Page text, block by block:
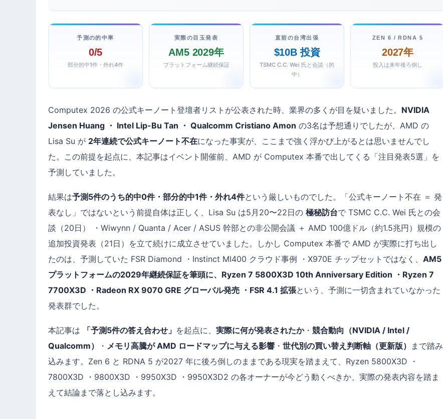
予測の的中率
0/5
部分的中1件・外れ4件
実際の目玉発表
AM5 2029年
プラットフォーム継続保証
直前の台湾出張
$10B 投資
TSMC C.C. Wei 氏と会談（的
中）
ZEN 6 / RDNA 5
2027年
投入は来年後ろ倒し
Computex 2026 の公式キーノート登壇者リストが公表された時、業界の多くが目を疑いました。 NVIDIA
Jensen Huang ・ Intel Lip-Bu Tan ・ Qualcomm Cristiano Amon の3名は予想通りでしたが、AMD の
Lisa Su が 2年連続で公式キーノート不在になった事実が、ここまで強く浮かび上がるとは思いませんでし
た。この前提を起点に、本記事はイベント開催前、AMD が Computex 本番で出してくる「注目発表5選」を
予測していました。
結果は予測5件のうち的中0件・部分的中1件・外れ4件という厳しいものでした。「公式キーノート不在 ＝ 発
表なし」ではないという前提自体は正しく、Lisa Su は5月20〜22日の 極秘訪台で TSMC C.C. Wei 氏との会
談（20日） ・Wiwynn / Quanta / Acer / ASUS 幹部との非公開会議 ＋ AMD 100億ドル（約1.5兆円）規模の
追加投資発表（21日）を立て続けに成立させていました。しかし Computex 本番で AMD が実際に打ち出し
たのは、予測していた FSR Diamond ・Instinct MI400 クラウド事例 ・X970E チップセットではなく、 AM5
プラットフォームの2029年継続保証を筆頭に、Ryzen 7 5800X3D 10th Anniversary Edition ・Ryzen 7
7700X3D ・Radeon RX 9070 GRE グローバル発売 ・FSR 4.1 拡張という、予測に一切含まれていなかった
発表群でした。
本記事は 「予測5件の答え合わせ」 を起点に、 実際に何が発表されたか・ 競合動向（NVIDIA / Intel /
Qualcomm）
・ メモリ高騰が AMD ロードマップに与える影響 ・ 世代別の買い替え判断軸（更新版） まで踏み
込みます。Zen 6 と RDNA 5 が2027 年に後ろ倒しのままである現実を踏まえて、Ryzen 5800X3D ・
7800X3D ・9800X3D ・9950X3D ・9950X3D2 の各オーナーが今どう動くべきか、実際の発表内容を踏ま
えて結論まで落とし込みます。